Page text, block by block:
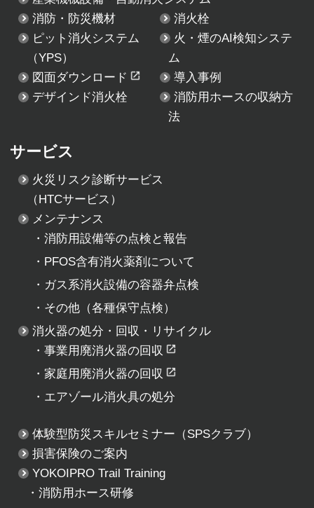
消防・防災機材
消火栓
ピット消火システム
（YPS）
火・煙のAI検知システ
ム
図面ダウンロード
導入事例
デザインド消火栓
消防用ホースの収納方
法
サービス
火災リスク診断サービス
（HTCサービス）
メンテナンス
・消防用設備等の点検と報告
・ PFOS含有消火薬剤について
・ ガス系消火設備の容器弁点検
・ その他（各種保守点検）
消火器の処分・回収・リサイクル
・事業用廃消火器の回収
・ 家庭用廃消火器の回収
・ エアゾール消火具の処分
体験型防災スキルセミナー （SPSクラブ）
損害保険のご案内
YOKOIPRO Trail Training
・消防用ホース研修